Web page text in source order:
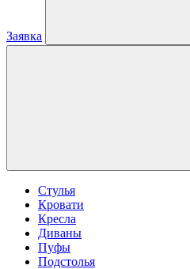
Заявка
Стулья
Кровати
Кресла
Диваны
Пуфы
Подстолья